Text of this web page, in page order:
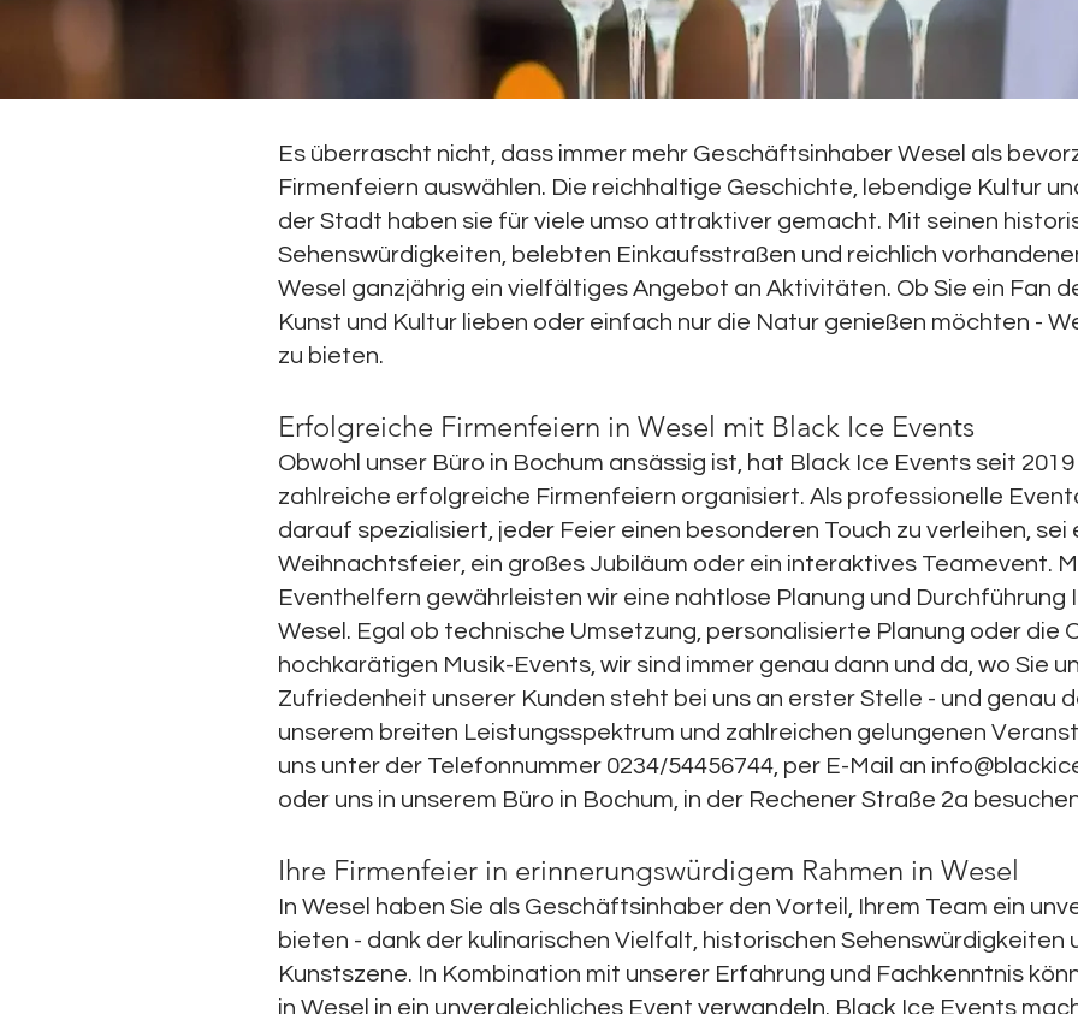
Es überrascht nicht, dass immer mehr Geschäftsinhaber Wesel als
Firmenfeiern auswählen. Die reichhaltige Geschichte, lebendige Kultur
der Stadt haben sie für viele umso attraktiver gemacht. Mit seinen
Sehenswürdigkeiten, belebten Einkaufsstraßen und reichlich
Wesel ganzjährig ein vielfältiges Angebot an Aktivitäten. Ob Sie ein Fan
Kunst und Kultur lieben oder einfach nur die Natur genießen möchten -
zu bieten.
Erfolgreiche Firmenfeiern in Wesel mit Black Ice Events
Obwohl unser Büro in Bochum ansässig ist, hat Black Ice Events seit 2019
zahlreiche erfolgreiche Firmenfeiern organisiert. Als professionelle
darauf spezialisiert, jeder Feier einen besonderen Touch zu verleihen, sei
Weihnachtsfeier, ein großes Jubiläum oder ein interaktives Teamevent.
Eventhelfern gewährleisten wir eine nahtlose Planung und Durchführung
Wesel. Egal ob technische Umsetzung, personalisierte Planung oder die
hochkarätigen Musik-Events, wir sind immer genau dann und da, wo Sie
Zufriedenheit unserer Kunden steht bei uns an erster Stelle - und genau
unserem breiten Leistungsspektrum und zahlreichen gelungenen
uns unter der Telefonnummer 0234/54456744, per E-Mail an
oder uns in unserem Büro in Bochum, in der Rechener Straße 2a
Ihre Firmenfeier in erinnerungswürdigem Rahmen in Wesel
In Wesel haben Sie als Geschäftsinhaber den Vorteil, Ihrem Team ein
bieten - dank der kulinarischen Vielfalt, historischen Sehenswürdigkeiten
Kunstszene. In Kombination mit unserer Erfahrung und Fachkenntnis
in Wesel in ein unvergleichliches Event verwandeln. Black Ice Events